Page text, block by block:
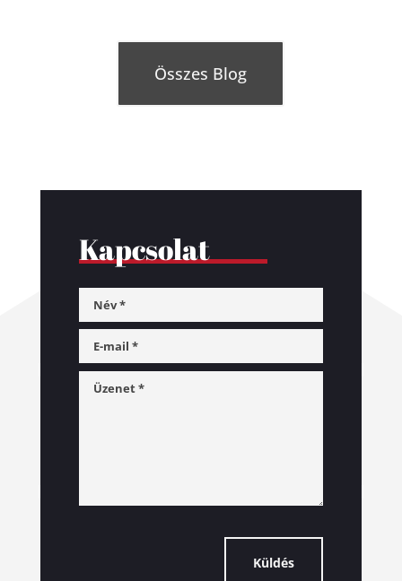
Összes Blog
Kapcsolat
Küldés